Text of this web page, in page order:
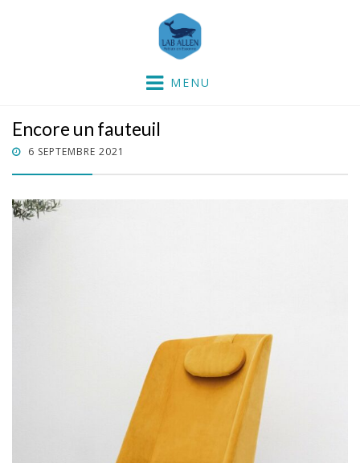
MENU
Encore un fauteuil
POSTED
6 SEPTEMBRE 2021